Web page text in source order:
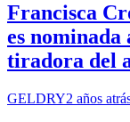
Francisca
es
tiradora del
GELDRY2 años